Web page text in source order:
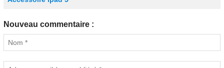
Nouveau commentaire :